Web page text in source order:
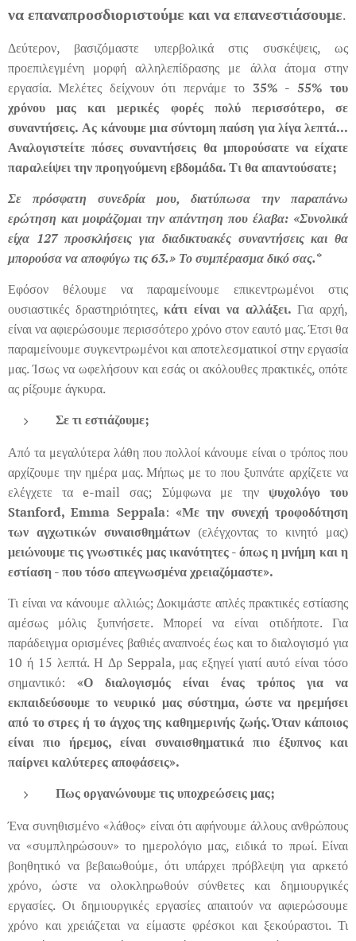
να επαναπροσδιοριστούμε και να επανεστιάσουμε.
Δεύτερον, βασιζόμαστε υπερβολικά στις συσκέψεις, ως
προεπιλεγμένη μορφή αλληλεπίδρασης με άλλα άτομα στην
εργασία. Μελέτες δείχνουν ότι περνάμε το 35% - 55% του
χρόνου μαςκαι μερικές φορές πολύ περισσότερο, σε
συναντήσεις. Ας κάνουμε μια σύντομη παύση για λίγα λεπτά...
Αναλογιστείτε πόσες συναντήσεις θα μπορούσατε να είχατε
παραλείψει την προηγούμενη εβδομάδα. Τι θα απαντούσατε;
Σε πρόσφατη συνεδρία μου, διατύπωσα την παραπάνω
ερώτηση και μοιράζομαι την απάντηση που έλαβα: «Συνολικά
είχα 127 προσκλήσεις για διαδικτυακές συναντήσεις και θα
μπορούσα να αποφύγω τις 63.» Το συμπέρασμα δικό σας.*
Εφόσον θέλουμε να παραμείνουμε επικεντρωμένοι στις
ουσιαστικές δραστηριότητες,κάτι είναι να αλλάξει. Για αρχή,
είναι να αφιερώσουμε περισσότερο χρόνο στον εαυτό μας. Έτσι θα
παραμείνουμε συγκεντρωμένοι και αποτελεσματικοί στην εργασία
μας. Ίσως να ωφελήσουν και εσάς οι ακόλουθες πρακτικές, οπότε
ας ρίξουμε άγκυρα.
Σε τι εστιάζουμε;
Από τα μεγαλύτερα λάθη που πολλοί κάνουμε είναι ο τρόπος που
αρχίζουμε την ημέρα μας. Μήπως με το που ξυπνάτε αρχίζετε να
ελέγχετε τα e-mail σας; Σύμφωνα με την ψυχολόγο του
Stanford,Emma Seppala:«Με την συνεχή τροφοδότηση
των αγχωτικών συναισθημάτων (ελέγχοντας το κινητό μας)
μειώνουμε τις γνωστικές μας ικανότητες - όπως η μνήμη και η
εστίαση - που τόσο απεγνωσμένα χρειαζόμαστε».
Τι είναι να κάνουμε αλλιώς; Δοκιμάστε απλές πρακτικές εστίασης
αμέσως μόλις ξυπνήσετε. Μπορεί να είναι οτιδήποτε. Για
παράδειγμα ορισμένες βαθιές αναπνοές έως και το διαλογισμό για
10 ή 15 λεπτά. Η Δρ Seppala, μας εξηγεί γιατί αυτό είναι τόσο
σημαντικό: «Ο διαλογισμός είναι ένας τρόπος για να
εκπαιδεύσουμε το νευρικό μας σύστημα, ώστε να ηρεμήσει
από το στρες ή το άγχος της καθημερινής ζωής. Όταν κάποιος
είναι πιο ήρεμος, είναι συναισθηματικά πιο έξυπνος και
παίρνει καλύτερες αποφάσεις».
Πως οργανώνουμε τις υποχρεώσεις μας;
Ένα συνηθισμένο «λάθος» είναι ότι αφήνουμε άλλους ανθρώπους
να «συμπληρώσουν» το ημερολόγιο μας, ειδικά το πρωί. Είναι
βοηθητικό να βεβαιωθούμε, ότι υπάρχει πρόβλεψη για αρκετό
χρόνο, ώστε να ολοκληρωθούν σύνθετες και δημιουργικές
εργασίες. Οι δημιουργικές εργασίες απαιτούν να αφιερώσουμε
χρόνο και χρειάζεται να είμαστε φρέσκοι και ξεκούραστοι. Τι